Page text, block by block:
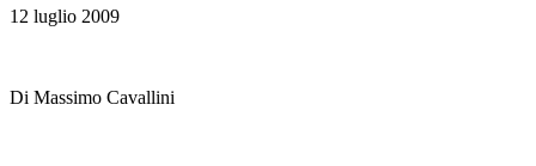
12 luglio 2009
Di Massimo Cavallini